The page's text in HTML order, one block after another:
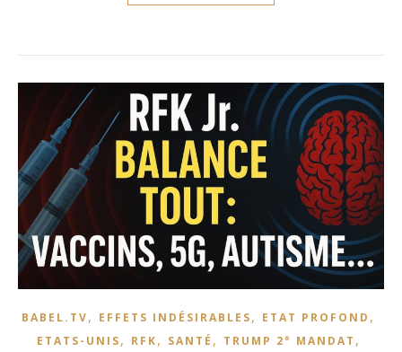
BABEL.TV, EFFETS INDÉSIRABLES, ETAT PROFOND ,
ETATS-UNIS, RFK, SANTÉ , TRUMP 2° MANDAT ,